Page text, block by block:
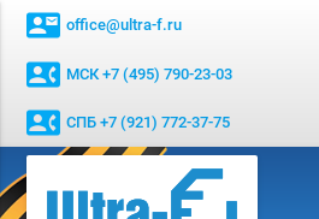
contact_mail office@ultra-f.ru
contact_phone МСК +7 (495) 790-23-03
contact_phone СПБ +7 (921) 772-37-75